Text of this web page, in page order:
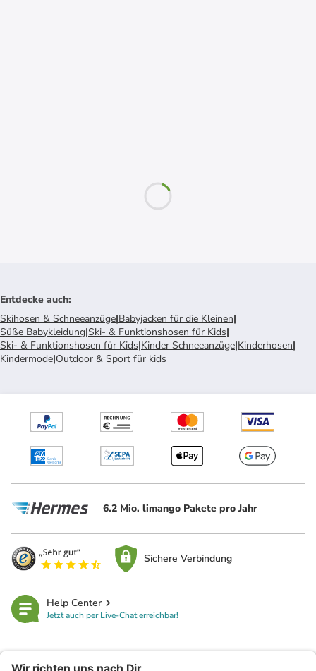
Entdecke auch:
Skihosen & Schneeanzüge|Babyjacken für die Kleinen|
Süße Babykleidung|Ski- & Funktionshosen für Kids|
Ski- & Funktionshosen für Kids|Kinder Schneeanzüge|Kinderhosen|
Kindermode|Outdoor & Sport für kids
6.2 Mio. limango Pakete pro Jahr
Sichere Verbindung
Help Center
Jetzt auch per Live-Chat erreichbar!